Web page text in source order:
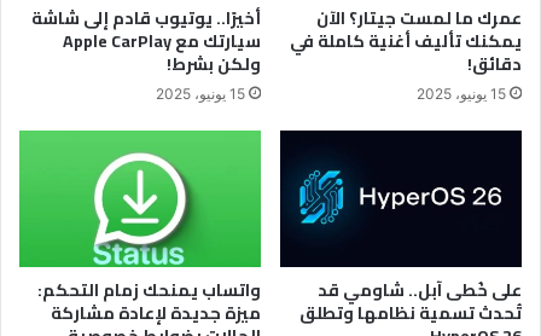
عمرك ما لمست جيتار؟ الآن
يمكنك تأليف أغنية كاملة في
دقائق!
15 يونيو، 2025
أخيرًا.. يوتيوب قادم إلى شاشة
سيارتك مع Apple CarPlay
ولكن بشرط!
15 يونيو، 2025
على خُطى آبل.. شاومي قد
تُحدث تسمية نظامها وتطلق
واتساب يمنحك زمام التحكم:
ميزة جديدة لإعادة مشاركة